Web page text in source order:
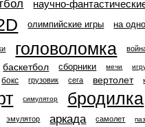
научно-
олимпийские игры на
головоломка
баскетбол сборники мечи
бокс грузовик сега вертолет
симулятор бродилка
эмулятор аркада самолет